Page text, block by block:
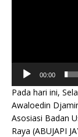
00:00
Pada hari ini,
Awaloedin
Asosiasi Badan
Raya (ABUJAPI